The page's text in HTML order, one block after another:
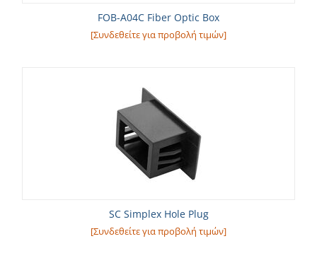
FOB-A04C Fiber Optic Box
[Συνδεθείτε για προβολή τιμών]
SC Simplex Hole Plug
[Συνδεθείτε για προβολή τιμών]